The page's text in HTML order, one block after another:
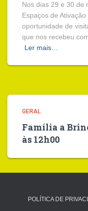
Nos dias 29 e 30 de
Espaços de
oportunidade de
que nos recebeu
Ler mais…
GERAL
Família a
às 12h00
POLÍTICA DE